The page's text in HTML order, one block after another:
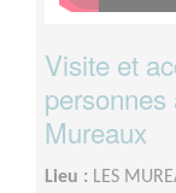
Visite et
Mureaux
Lieu : LES